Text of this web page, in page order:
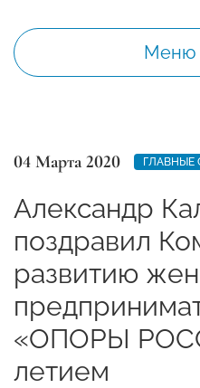
Меню
04 Марта 2020 ГЛАВНЫЕ
Александр
поздравил
развитию
«ОПОРЫ
летием